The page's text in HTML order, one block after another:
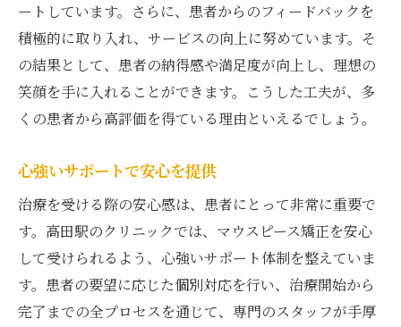
ートしています。さらに、患者からのフィードバックを
積極的に取り入れ、サービスの向上に努めています。そ
の結果として、患者の納得感や満足度が向上し、理想の
笑顔を手に入れることができます。こうした工夫が、多
くの患者から高評価を得ている理由といえるでしょう。
心強いサポートで安心を提供
治療を受ける際の安心感は、患者にとって非常に重要で
す。高田駅のクリニックでは、マウスピース矯正を安心
して受けられるよう、心強いサポート体制を整えていま
す。患者の要望に応じた個別対応を行い、治療開始から
完了までの全プロセスを通じて、専門のスタッフが手厚